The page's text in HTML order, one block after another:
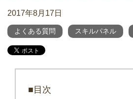
2017年8月17日
よくある質問 スキルパネル
■目次